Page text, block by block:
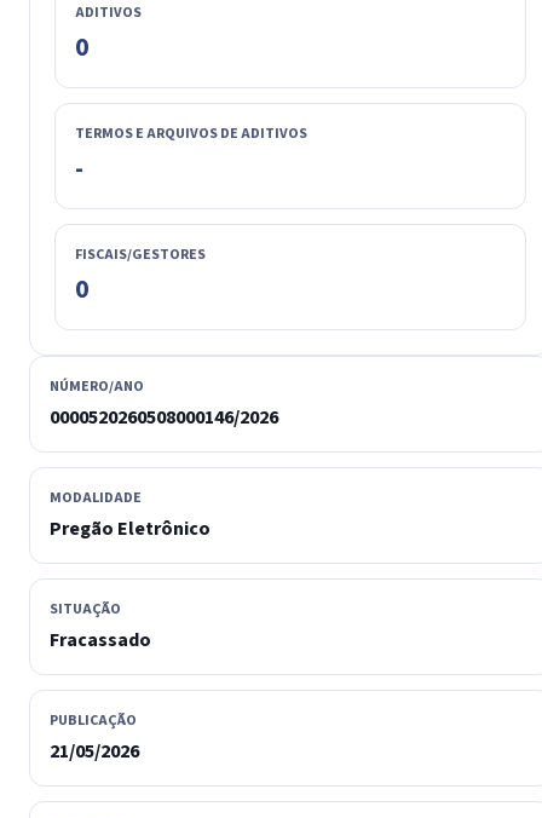
ADITIVOS
0
TERMOS E ARQUIVOS DE ADITIVOS
-
FISCAIS/GESTORES
0
NÚMERO/ANO
0000520260508000146/2026
MODALIDADE
Pregão Eletrônico
SITUAÇÃO
Fracassado
PUBLICAÇÃO
21/05/2026